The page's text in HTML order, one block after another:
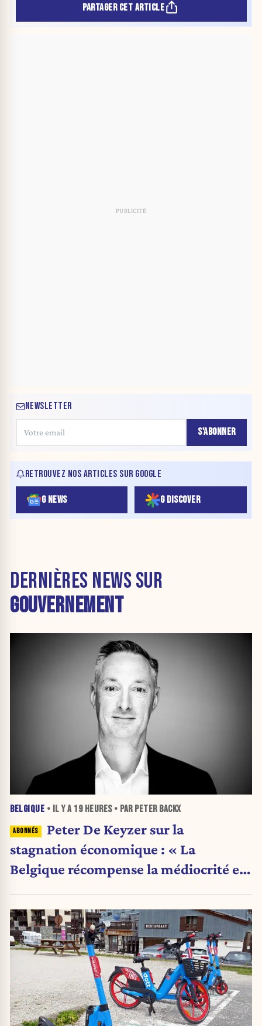
PARTAGER CET ARTICLE
NEWSLETTER
S'ABONNER
RETROUVEZ NOS ARTICLES SUR GOOGLE
G NEWS G DISCOVER
DERNIÈRES NEWS SUR
GOUVERNEMENT
BELGIQUE • IL Y A 19 HEURES• PAR PETER BACKX
Peter De Keyzer sur la
stagnation économique : « La
Belgique récompense la médiocrité et